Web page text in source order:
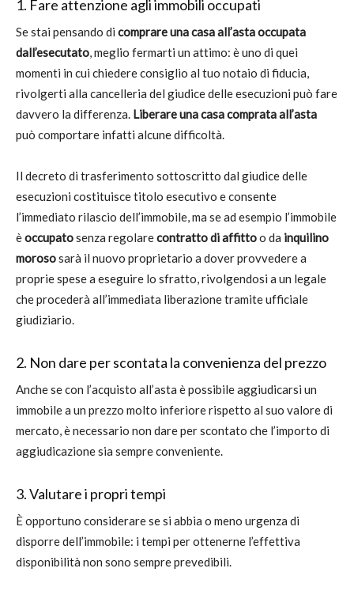
1. Fare attenzione agli immobili occupati
Se stai pensando di comprare una casa all’asta occupata
dall’esecutato, meglio fermarti un attimo: è uno di quei
momenti in cui chiedere consiglio al tuo notaio di fiducia,
rivolgerti alla cancelleria del giudice delle esecuzioni può fare
davvero la differenza. Liberare una casa comprata all’asta
può comportare infatti alcune difficoltà.
Il decreto di trasferimento sottoscritto dal giudice delle
esecuzioni costituisce titolo esecutivo e consente
l’immediato rilascio dell’immobile, ma se ad esempio l’immobile
èoccupatosenza regolarecontratto di affittoo da inquilino
morososarà il nuovo proprietario a dover provvedere a
proprie spese a eseguire lo sfratto, rivolgendosi a un legale
che procederà all’immediata liberazione tramite ufficiale
giudiziario.
2. Non dare per scontata la convenienza del prezzo
Anche se con l’acquisto all’asta è possibile aggiudicarsi un
immobile a un prezzo molto inferiore rispetto al suo valore di
mercato, è necessario non dare per scontato che l’importo di
aggiudicazione sia sempre conveniente.
3. Valutare i propri tempi
È opportuno considerare se si abbia o meno urgenza di
disporre dell’immobile: i tempi per ottenerne l’effettiva
disponibilità non sono sempre prevedibili.